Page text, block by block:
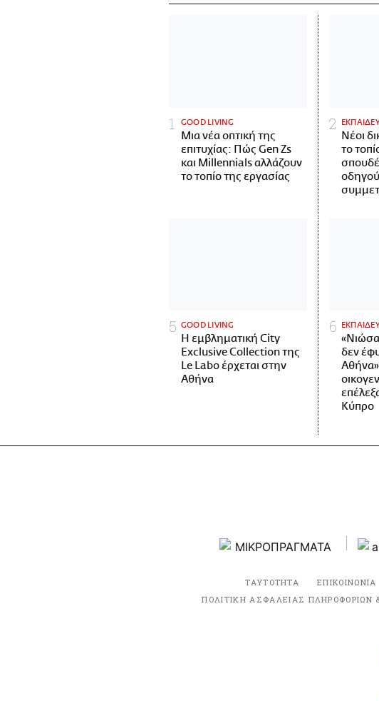
GOOD LIVING
Μια νέα οπτική της
επιτυχίας: Πώς Gen Zs
και Millennials αλλάζουν
το τοπίο της εργασίας
Νέοι
το
GOOD LIVING
Η εμβληματική City
Exclusive Collection της
Le Labo έρχεται στην
Αθήνα
δεν
Κύπρο
ΤΑΥΤΟΤΗΤΑ ΕΠΙΚΟΙΝΩΝΙΑ
ΠΟΛΙΤΙΚΗ ΑΣΦΑΛΕΙΑΣ ΠΛΗΡΟΦΟΡΙΩΝ